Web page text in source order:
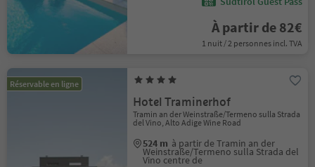
À partir de 82€
1 nuit / 2 personnes incl. TVA
Réservable en ligne
Hotel Traminerhof
Tramin an der Weinstraße/Termeno sulla Strada
del Vino, Alto Adige Wine Road
524 m à partir de Tramin an der
Weinstraße/Termeno sulla Strada del
Vino centre de